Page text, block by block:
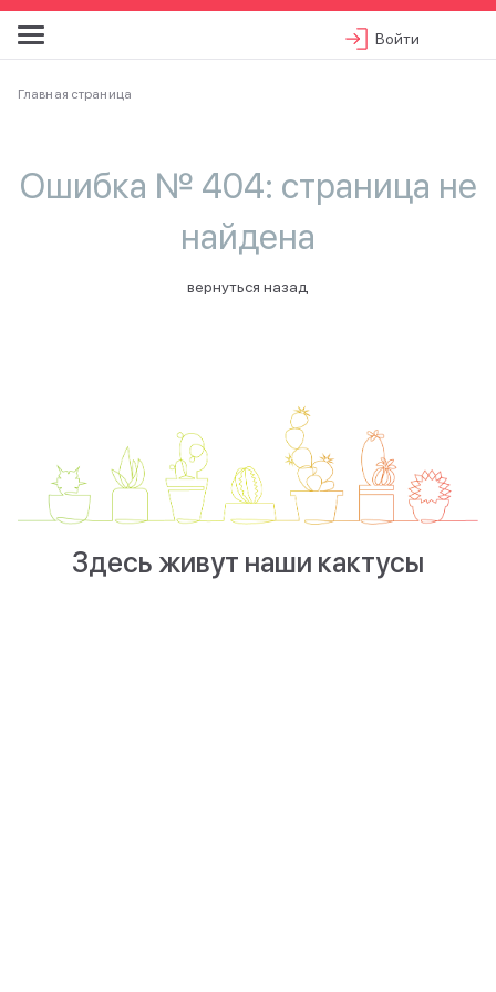
Войти
Главная страница
Ошибка № 404: страница не
найдена
вернуться назад
Здесь живут наши кактусы